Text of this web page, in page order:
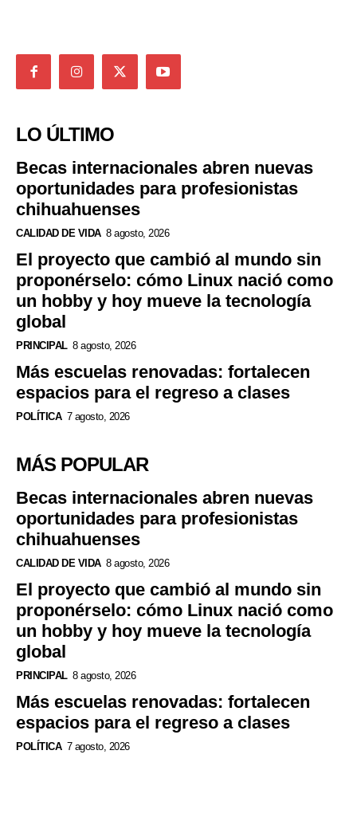
LO ÚLTIMO
Becas internacionales abren nuevas
oportunidades para profesionistas
chihuahuenses
CALIDAD DE VIDA 8 agosto, 2026
El proyecto que cambió al mundo sin
proponérselo: cómo Linux nació como
un hobby y hoy mueve la tecnología
global
PRINCIPAL 8 agosto, 2026
Más escuelas renovadas: fortalecen
espacios para el regreso a clases
POLÍTICA 7 agosto, 2026
MÁS POPULAR
Becas internacionales abren nuevas
oportunidades para profesionistas
chihuahuenses
CALIDAD DE VIDA 8 agosto, 2026
El proyecto que cambió al mundo sin
proponérselo: cómo Linux nació como
un hobby y hoy mueve la tecnología
global
PRINCIPAL 8 agosto, 2026
Más escuelas renovadas: fortalecen
espacios para el regreso a clases
POLÍTICA 7 agosto, 2026